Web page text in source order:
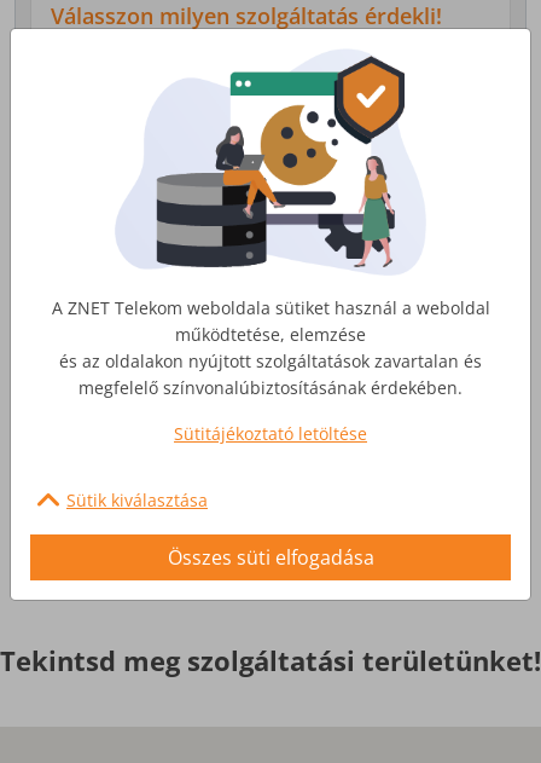
Válasszon milyen szolgáltatás érdekli!
Lakossági Internet
Otthoni internet, telefon és tv
szolgáltatás
Érdekel
Üzleti Internet
szolgáltatások
Tekintsd meg szolgáltatási területünket!
A ZNET Telekom weboldala sütiket használ a weboldal
működtetése, elemzése
és az oldalakon nyújtott szolgáltatások zavartalan és
megfelelő színvonalúbiztosításának érdekében.
Sütitájékoztató letöltése
Sütik kiválasztása
Összes süti elfogadása